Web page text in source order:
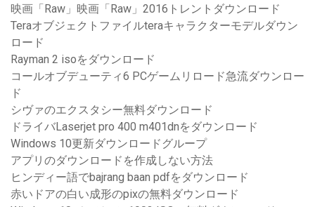
映画「Raw」映画「Raw」2016トレントダウンロード
Teraオブジェクトファイルteraキャラクターモデルダウン
ロード
Rayman 2 isoをダウンロード
コールオブデューティ6 PCゲームリロード急流ダウンロー
ド
シヴァのエクスタシー無料ダウンロード
ドライバLaserjet pro 400 m401dnをダウンロード
Windows 10更新ダウンロードグループ
アプリのダウンロードを作成しない方法
ヒンディー語でbajrang baan pdfをダウンロード
赤いドアの白い成形のpixの無料ダウンロード